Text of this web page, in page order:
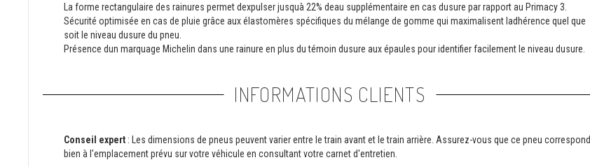
La forme rectangulaire des rainures permet dexpulser jusquà 22% deau supplémentaire en cas dusure par rapport au Primacy 3.
Sécurité optimisée en cas de pluie grâce aux élastomères spécifiques du mélange de gomme qui maximalisent ladhérence quel que
soit le niveau dusure du pneu.
Présence dun marquage Michelin dans une rainure en plus du témoin dusure aux épaules pour identifier facilement le niveau dusure.
INFORMATIONS CLIENTS
Conseil expert : Les dimensions de pneus peuvent varier entre le train avant et le train arrière. Assurez-vous que ce pneu correspond
bien à l'emplacement prévu sur votre véhicule en consultant votre carnet d'entretien.